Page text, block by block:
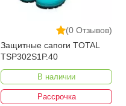
(0 Отзывов)
Защитные сапоги TOTAL
TSP302S1P.40
В наличии
Рассрочка